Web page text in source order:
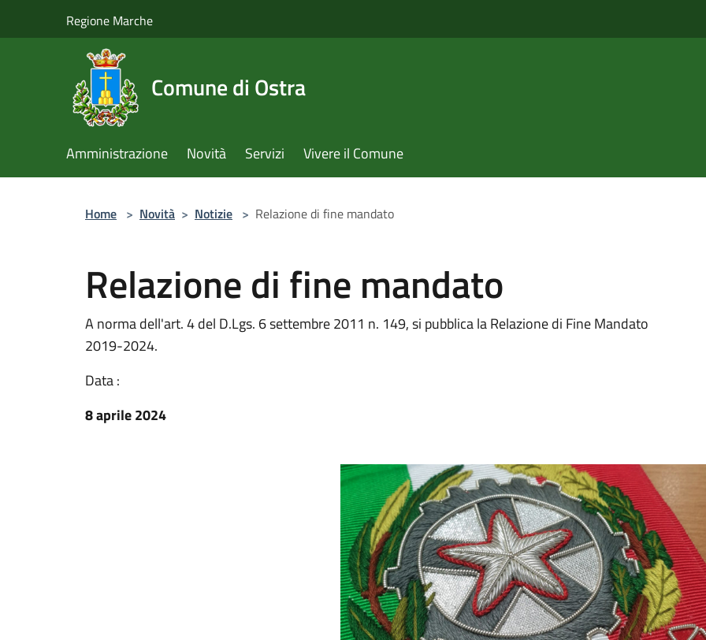
Regione Marche
Comune di Ostra
Amministrazione Novità Servizi Vivere il Comune
Home > Novità > Notizie > Relazione di fine mandato
Relazione di fine mandato
A norma dell'art. 4 del D.Lgs. 6 settembre 2011 n. 149, si pubblica la Relazione di Fine Mandato
2019-2024.
Data :
8 aprile 2024